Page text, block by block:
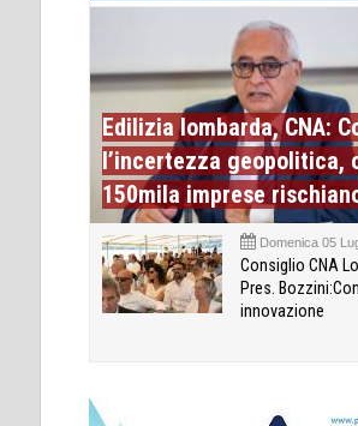
Edilizia lombarda, CNA:
l’incertezza geopolitica,
150mila imprese
Domenica 05
Consiglio CNA
Pres.
innovazione